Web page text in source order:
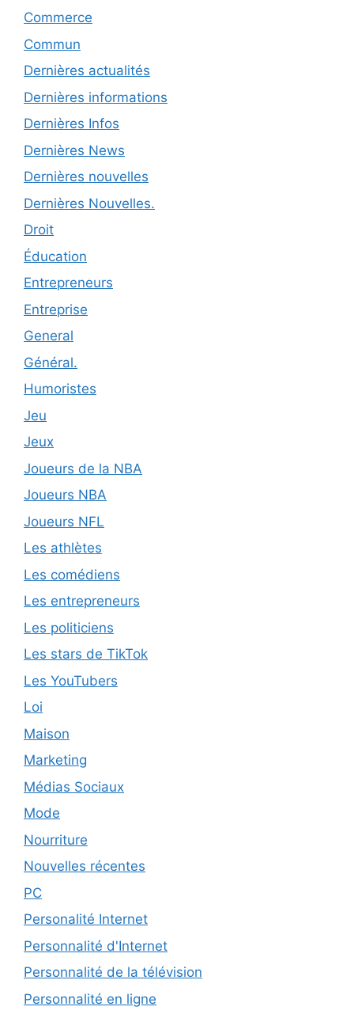
Commerce
Commun
Dernières actualités
Dernières informations
Dernières Infos
Dernières News
Dernières nouvelles
Dernières Nouvelles.
Droit
Éducation
Entrepreneurs
Entreprise
General
Général.
Humoristes
Jeu
Jeux
Joueurs de la NBA
Joueurs NBA
Joueurs NFL
Les athlètes
Les comédiens
Les entrepreneurs
Les politiciens
Les stars de TikTok
Les YouTubers
Loi
Maison
Marketing
Médias Sociaux
Mode
Nourriture
Nouvelles récentes
PC
Personalité Internet
Personnalité d'Internet
Personnalité de la télévision
Personnalité en ligne